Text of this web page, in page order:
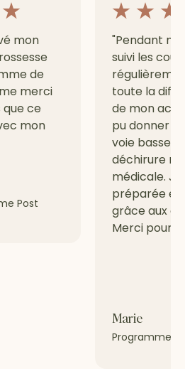
mon
de
merci
que ce
mon
Post
"Pendant
suivi les
toute la
de mon
pu donner
voie basse
déchirure ni
médicale.
préparée et
grâce aux
Merci pour
Marie
Programme